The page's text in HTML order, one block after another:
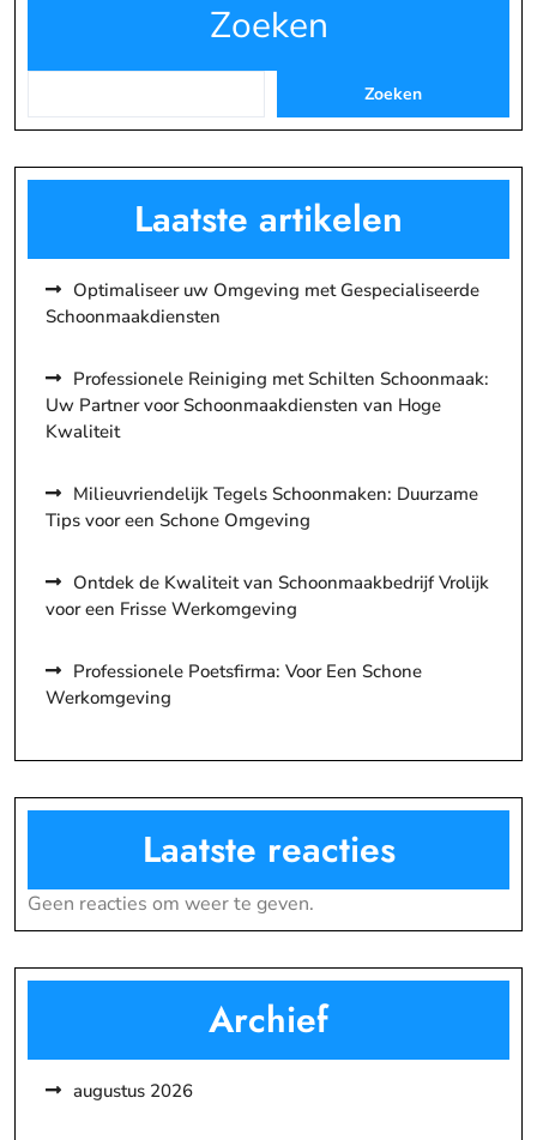
Zoeken
Zoeken
Laatste artikelen
Optimaliseer uw Omgeving met Gespecialiseerde
Schoonmaakdiensten
Professionele Reiniging met Schilten Schoonmaak:
Uw Partner voor Schoonmaakdiensten van Hoge
Kwaliteit
Milieuvriendelijk Tegels Schoonmaken: Duurzame
Tips voor een Schone Omgeving
Ontdek de Kwaliteit van Schoonmaakbedrijf Vrolijk
voor een Frisse Werkomgeving
Professionele Poetsfirma: Voor Een Schone
Werkomgeving
Laatste reacties
Geen reacties om weer te geven.
Archief
augustus 2026